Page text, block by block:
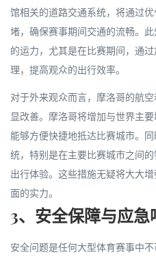
馆相关的道路交通系统，将通过
堵，确保赛事期间交通的流畅。
的运力，尤其是在比赛期间，通
理，提高观众的出行效率。
对于外来观众而言，摩洛哥的航
显改善。摩洛哥将增加与世界主
能够方便快捷地抵达比赛城市。
统，特别是在主要比赛城市之间
出行体验。这些措施无疑将大大
面的实力。
3、安全保障与应急
安全问题是任何大型体育赛事中